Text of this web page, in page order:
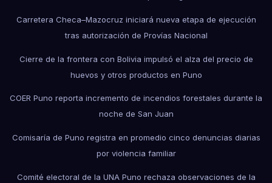
Carretera Checa–Mazocruz iniciará nueva etapa de ejecución
tras autorización de Provías Nacional
Cierre de la frontera con Bolivia impulsó el alza del precio de
huevos y otros productos en Puno
COER Puno reporta incremento de incendios forestales durante la
noche de San Juan
Comisaría de Puno registra en promedio cinco denuncias diarias
por violencia familiar
Comité electoral de la UNA Puno rechaza observaciones de la